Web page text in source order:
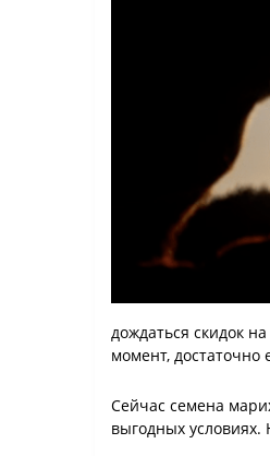
дождаться скидок
момент,
Сейчас семена
выгодных